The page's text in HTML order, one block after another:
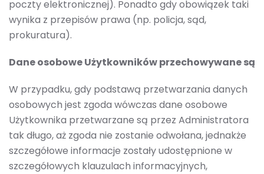
poczty elektronicznej). Ponadto gdy obowiązek taki
wynika z przepisów prawa (np. policja, sąd,
prokuratura).
Dane osobowe Użytkowników przechowywane są
W przypadku, gdy podstawą przetwarzania danych
osobowych jest zgoda wówczas dane osobowe
Użytkownika przetwarzane są przez Administratora
tak długo, aż zgoda nie zostanie odwołana, jednakże
szczegółowe informacje zostały udostępnione w
szczegółowych klauzulach informacyjnych,